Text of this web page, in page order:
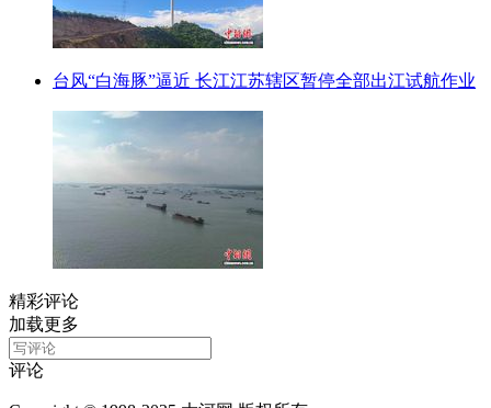
台风“白海豚”逼近 长江江苏辖区暂停全部出江试航作业
精彩评论
加载更多
评论